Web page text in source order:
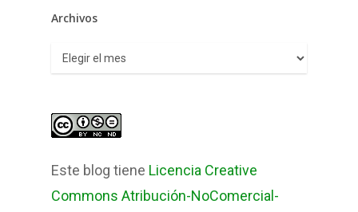
Archivos
Archivos
Este blog tiene Licencia Creative
Commons Atribución-NoComercial-